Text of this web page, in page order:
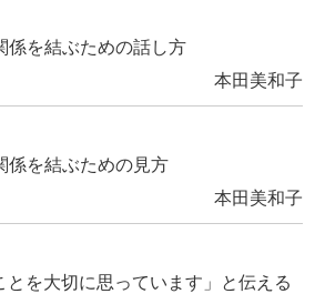
係を結ぶための話し方
本田美和子
係を結ぶための見方
本田美和子
を大切に思っています」と伝える